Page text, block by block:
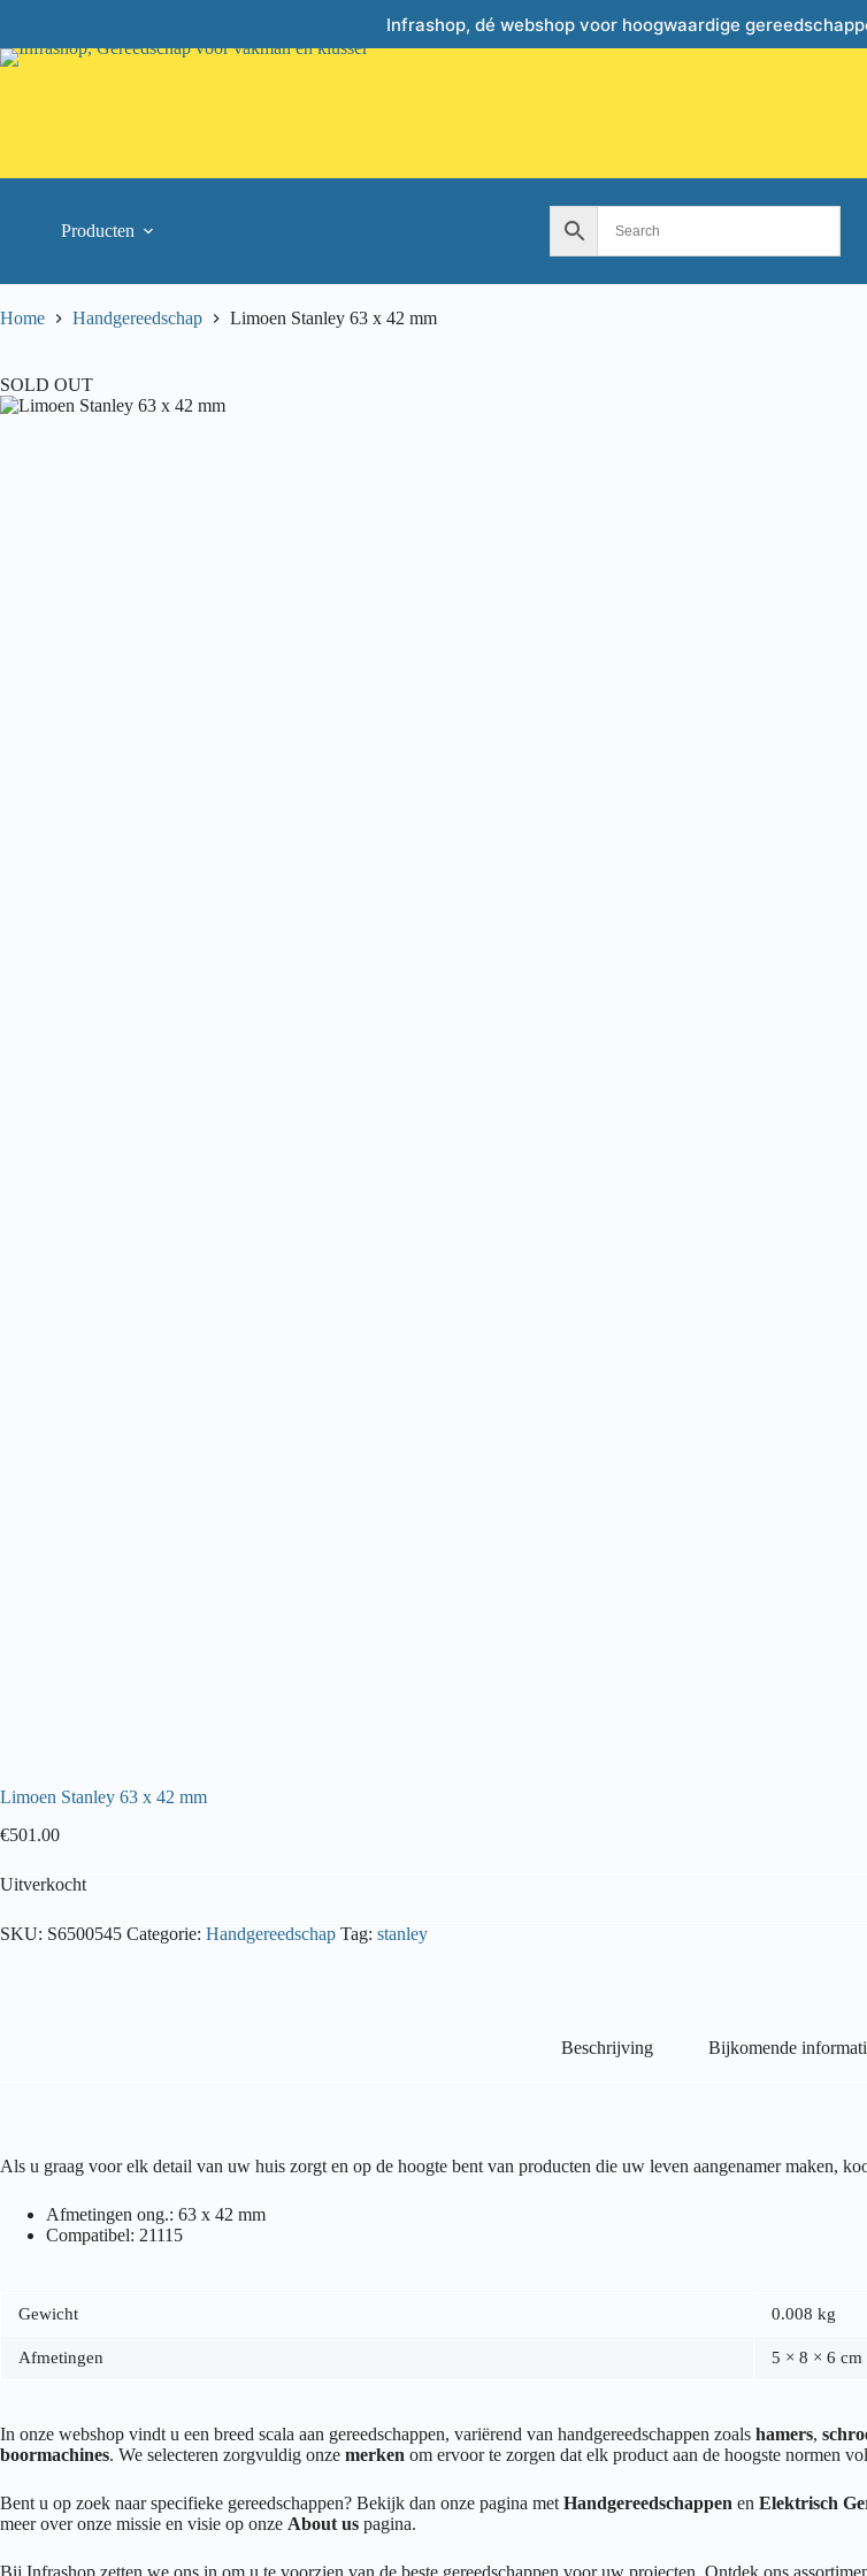
content
Infrashop, dé webshop voor hoogwaardige
Producten
Home Handgereedschap Limoen Stanley 63 x 42 mm
SOLD OUT
Limoen Stanley 63 x 42 mm
€501.00
Uitverkocht
SKU: S6500545 Categorie: Handgereedschap Tag: stanley
Beschrijving Bijkomende
Als u graag voor elk detail van uw huis zorgt en op de hoogte bent van producten die uw leven aangenamer maken,
Afmetingen ong.: 63 x 42 mm
Compatibel: 21115
Gewicht 0.008 kg
Afmetingen 5 × 8 × 6 cm
In onze webshop vindt u een breed scala aan gereedschappen, variërend van handgereedschappen zoals hamers,
boormachines. We selecteren zorgvuldig onze merken om ervoor te zorgen dat elk product aan de hoogste normen
Bent u op zoek naar specifieke gereedschappen? Bekijk dan onze pagina met Handgereedschappen en Elektrisch
meer over onze missie en visie op onze About us pagina.